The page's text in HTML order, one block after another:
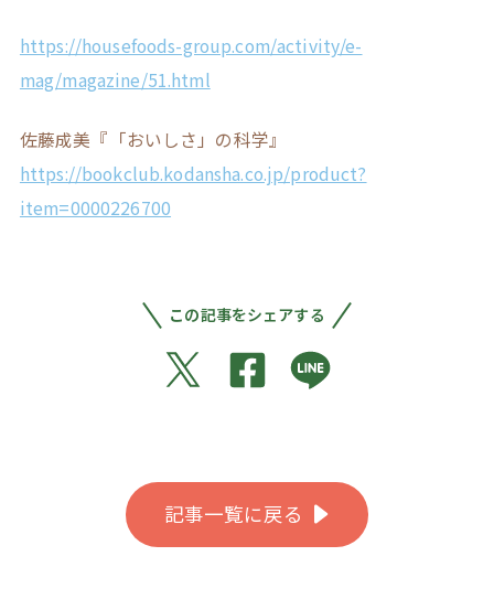
https://housefoods-group.com/activity/e-
mag/magazine/51.html
佐藤成美『「おいしさ」の科学』
https://bookclub.kodansha.co.jp/product?
item=0000226700
この記事をシェアする
記事一覧に戻る